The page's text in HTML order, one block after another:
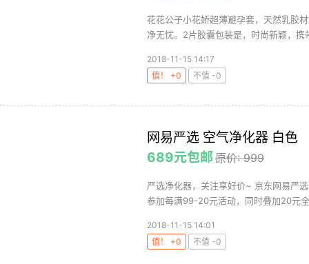
花花公子小花娇超薄避孕套，天然乳胶
净无忧。2片胶囊包装是，时尚新颖，
2018-11-15 14:17
值！ +0
不值 -0
网易严选 空气净化器 白色
689元包邮原价: 999
严选净化器，关注享好价~ 京东网易严
参加每满99-20元活动，同时叠加20元
2018-11-15 14:01
值！ +0
不值 -0